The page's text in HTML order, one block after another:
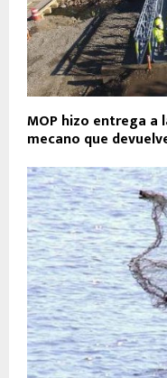
MOP hizo entrega a
mecano que